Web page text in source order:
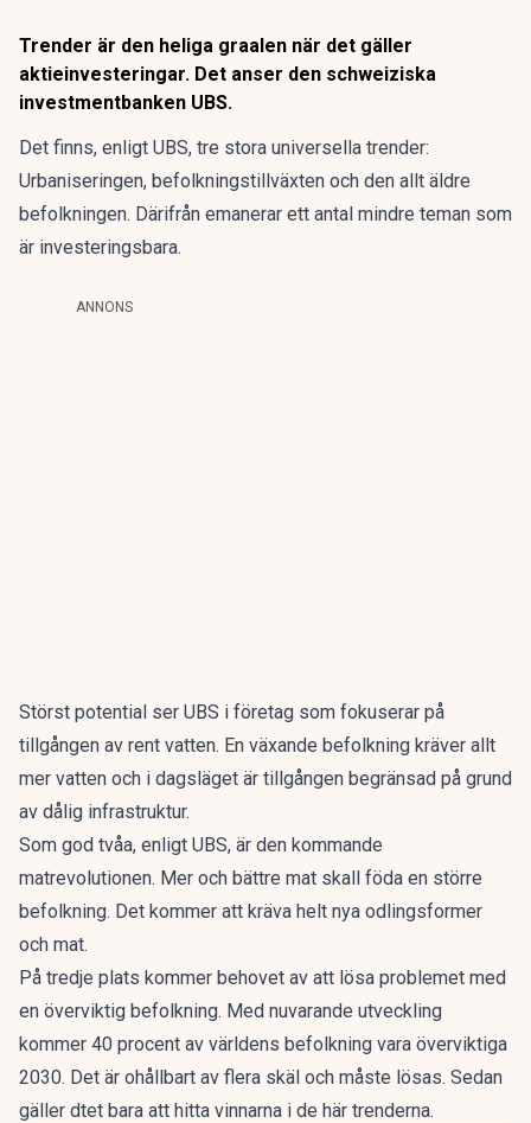
Trender är den heliga graalen när det gäller
aktieinvesteringar. Det anser den schweiziska
investmentbanken UBS.
Det finns, enligt UBS, tre stora universella trender:
Urbaniseringen, befolkningstillväxten och den allt äldre
befolkningen. Därifrån emanerar ett antal mindre teman som
är investeringsbara.
ANNONS
Störst potential ser UBS i företag som fokuserar på
tillgången av rent vatten. En växande befolkning kräver allt
mer vatten och i dagsläget är tillgången begränsad på grund
av dålig infrastruktur.
Som god tvåa, enligt UBS, är den kommande
matrevolutionen. Mer och bättre mat skall föda en större
befolkning. Det kommer att kräva helt nya odlingsformer
och mat.
På tredje plats kommer behovet av att lösa problemet med
en överviktig befolkning. Med nuvarande utveckling
kommer 40 procent av världens befolkning vara överviktiga
2030. Det är ohållbart av flera skäl och måste lösas. Sedan
gäller dtet bara att hitta vinnarna i de här trenderna.